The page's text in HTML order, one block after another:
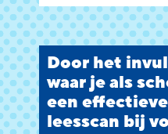
Door het
waar je als
een
leesscan bij